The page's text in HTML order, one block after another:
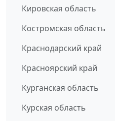
Кировская область
Костромская область
Краснодарский край
Красноярский край
Курганская область
Курская область